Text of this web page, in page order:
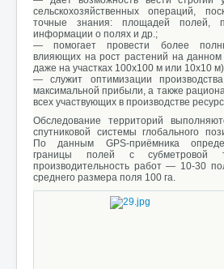
сельскохозяйственных операций,
точные знания: площадей полей,
информации о полях и др.;
— помогает провести более
влияющих на рост растений на данном
даже на участках 100х100 м или 10х10
— служит оптимизации
максимальной прибыли, а также
всех участвующих в производстве
Обследование территорий
спутниковой системы глобального
По данным GPS-приёмника
границы полей с субметровой
производительность работ — 10-30
среднего размера поля 100 га.